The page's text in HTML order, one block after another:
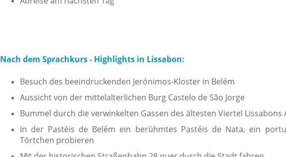
Nach dem Sprachkurs - Highlights in Lissabon:
Besuch des beeindruckenden Jerónimos-Kloster in Belém
Aussicht von der mittelalterlichen Burg Castelo de São Jorge
Bummel durch die verwinkelten Gassen des ältesten Viertel Lissabons
In der Pastéis de Belém ein berühmtes Pastéis de Nata, ein
Törtchen probieren